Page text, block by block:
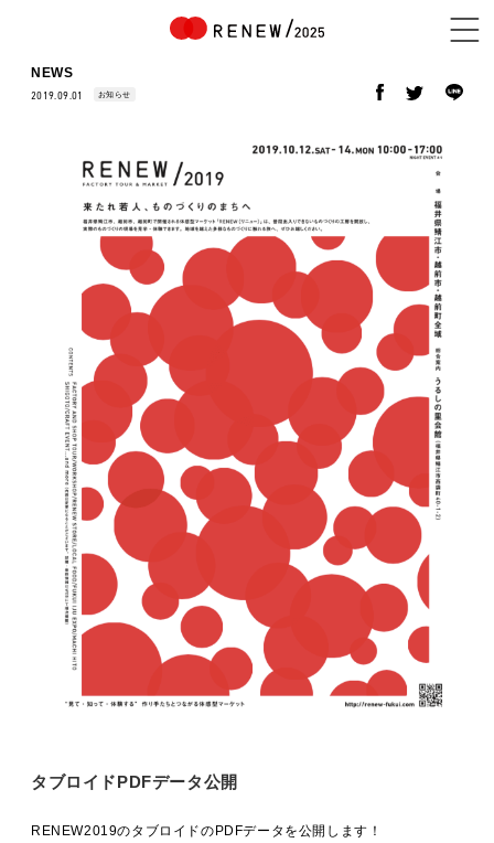
ABOUT
CONTENTS
EXHIBITOR
MOVIE
ACCESS / STAY
CONTACT
NEWS
2019.09.01 お知らせ
タブロイドPDFデータ公開
RENEW2019のタブロイドのPDFデータを公開します！